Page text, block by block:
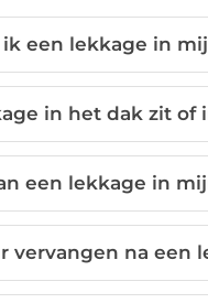
een lekkage in
in het dak zit of
een lekkage in
vervangen na een